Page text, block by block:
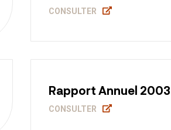
CONSULTER
Rapport Annuel 2003
CONSULTER